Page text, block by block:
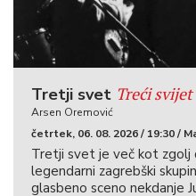
Tretji svet Treći svijet
Arsen Oremović
četrtek, 06. 08. 2026 / 19:30 /
Tretji svet je več kot zgolj
legendarni zagrebški
glasbeno sceno nekdanje